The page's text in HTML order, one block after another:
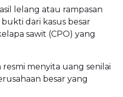
lelang atau rampasan
dari kasus besar
sawit (CPO) yang
resmi menyita uang senilai
besar yang